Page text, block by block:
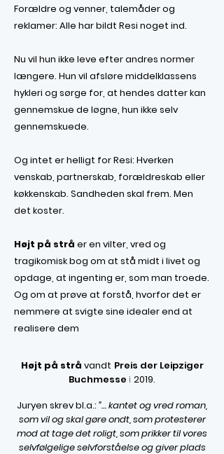
Forældre og venner, talemåder og
reklamer: Alle har bildt Resi noget ind.
Nu vil hun ikke leve efter andres normer
længere. Hun vil afsløre middelklassens
hykleri og sørge for, at hendes datter kan
gennemskue de løgne, hun ikke selv
gennemskuede.
Og intet er helligt for Resi: Hverken
venskab, partnerskab, forældreskab eller
køkkenskab. Sandheden skal frem. Men
det koster.
Højt på strå er en vilter, vred og
tragikomisk bog om at stå midt i livet og
opdage, at ingenting er, som man troede.
Og om at prøve at forstå, hvorfor det er
nemmere at svigte sine idealer end at
realisere dem
Højt på strå vandt Preis der Leipziger
Buchmesse i 2019.
Juryen skrev bl.a.: ”… kantet og vred roman,
som vil og skal gøre ondt, som protesterer
mod at tage det roligt, som prikker til vores
selvfølgelige selvforståelse og giver plads